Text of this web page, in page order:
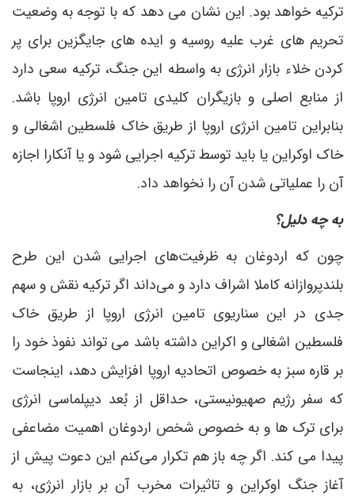
ترکیه خواهد بود. این نشان می دهد که با توجه به وضعیت
تحریم های غرب علیه روسیه و ایده های جایگزین برای پر
کردن خلاء بازار انرژی به واسطه این جنگ، ترکیه سعی دارد
از منابع اصلی و بازیگران کلیدی تامین انرژی اروپا باشد.
بنابراین تامین انرژی اروپا از طریق خاک فلسطین اشغالی و
خاک اوکراین یا باید توسط ترکیه اجرایی شود و یا آنکارا اجازه
آن را عملیاتی شدن آن را نخواهد داد.
به چه دلیل؟
چون که اردوغان به ظرفیت‌های اجرایی شدن این طرح
بلندپروازانه کاملا اشراف دارد و می‌داند اگر ترکیه نقش و سهم
جدی در این سناریوی تامین انرژی اروپا از طریق خاک
فلسطین اشغالی و اکراین داشته باشد می تواند نفوذ خود را
بر قاره سبز به خصوص اتحادیه اروپا افزایش دهد، اینجاست
که سفر رژیم صهیونیستی، حداقل از بُعد دیپلماسی انرژی
برای ترک ها و به خصوص شخص اردوغان اهمیت مضاعفی
پیدا می کند. اگر چه باز هم تکرار می‌کنم این دعوت پیش از
آغاز جنگ اوکراین و تاثیرات مخرب آن بر بازار انرژی، به